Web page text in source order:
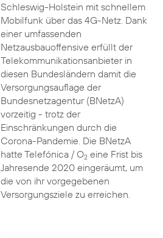
Schleswig-Holstein mit schnellem
Mobilfunk über das 4G-Netz. Dank
einer umfassenden
Netzausbauoffensive erfüllt der
Telekommunikationsanbieter in
diesen Bundesländern damit die
Versorgungsauflage der
Bundesnetzagentur (BNetzA)
vorzeitig - trotz der
Einschränkungen durch die
Corona-Pandemie. Die BNetzA
hatte Telefónica / O2eine Frist bis
Jahresende 2020 eingeräumt, um
die von ihr vorgegebenen
Versorgungsziele zu erreichen.